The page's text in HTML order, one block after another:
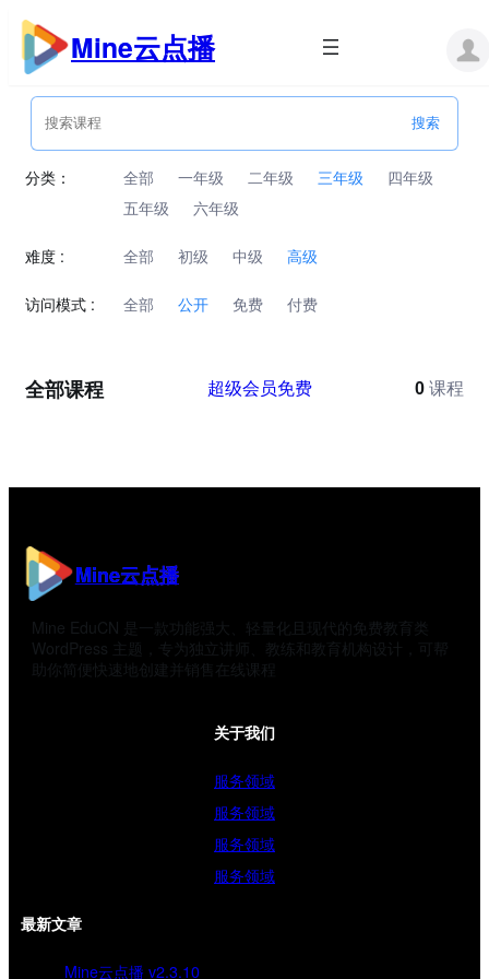
跳
内
Mine云点播
分类： 全部 一年级 二年级 三年级
四年级
五年级
六年级
难度 : 全部 初级 中级 高级
访问模式 : 全部 公开 免费 付费
全部课程 超级会员免费 0 课程
Mine云点播
Mine EduCN 是一款功能强大、轻量化且现代的免费教育类
WordPress 主题，专为独立讲师、教练和教育机构设计，可帮
助你简便快速地创建并销售在线课程
关于我们
服务领域
服务领域
服务领域
服务领域
最新文章
Mine云点播 v2.3.10